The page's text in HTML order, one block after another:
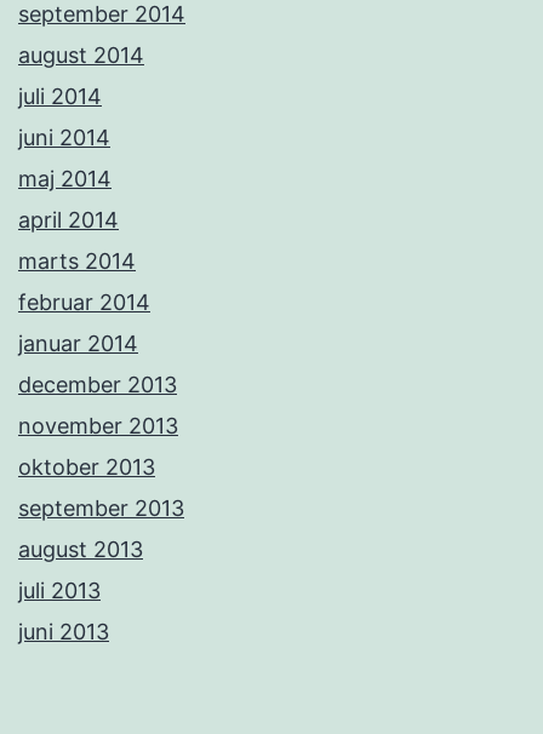
september 2014
august 2014
juli 2014
juni 2014
maj 2014
april 2014
marts 2014
februar 2014
januar 2014
december 2013
november 2013
oktober 2013
september 2013
august 2013
juli 2013
juni 2013